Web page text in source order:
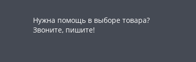
Нужна помощь в выборе товара?
Звоните, пишите!